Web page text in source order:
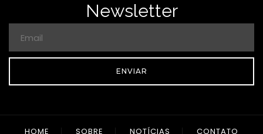
Newsletter
ENVIAR
HOME SOBRE NOTÍCIAS CONTATO